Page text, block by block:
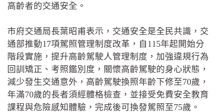
高齡者的交通安全。
市府交通局長葉昭甫表示，交通安全是全民共識，交
通部推動17項駕照管理制度改革，自115年起開始分
階段實施，提升高齡駕駛人管理制度，加強違規行為
回訓矯正、考照鑑別度，關懷高齡駕駛的身心狀態，
減少發生交通意外，高齡駕駛換照年齡下修至70歲，
年滿70歲的長者須經體格檢查，並接受免費安全教育
課程與危險感知體驗，完成後可換發駕照至75歲。